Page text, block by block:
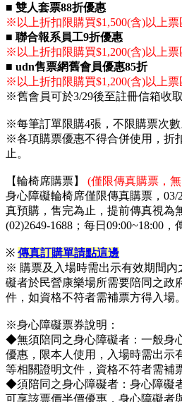
■ 雙人套票88折優惠
※以上折扣限購買$1,500(含)以上票
■ 聯合報系員工9折優惠
※以上折扣限購買$1,200(含)以上票
■ udn售票網舊會員優惠85折
※以上折扣限購買$1,200(含)以上票
※舊會員可於3/29後至註冊信箱收
※每筆訂單限購4張，不限購票次數
※各項購票優惠不得合併使用，折
止。
【輪椅席購票】 (僅限傳真購票，
身心障礙輪椅席僅限傳真購票，03/
真預購，售完為止，提前傳真視為
(02)2649-1688；每日09:00~18:00，
※ 傳真訂購單請點這邊
※ 購票及入場時需出示有效期間內
礙者於民營康樂場所需要陪同之政
件，如資格不符者需補票方得入場。
※身心障礙票券說明：
◆無須陪同之身心障礙者：一般身
優惠，限本人使用，入場時需出示
等相關證明文件，資格不符者需補
◆須陪同之身心障礙者：身心障礙
可享該票價半價優惠，身心障礙者